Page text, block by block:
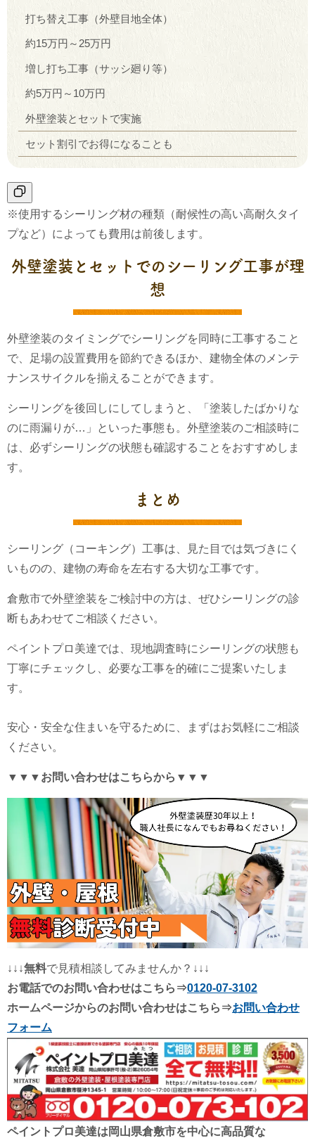
打ち替え工事（外壁目地全体）
約15万円～25万円
増し打ち工事（サッシ廻り等）
約5万円～10万円
外壁塗装とセットで実施
セット割引でお得になることも
※使用するシーリング材の種類（耐候性の高い高耐久タイ
プなど）によっても費用は前後します。
外壁塗装とセットでのシーリング工事が理
想
外壁塗装のタイミングでシーリングを同時に工事すること
で、足場の設置費用を節約できるほか、建物全体のメンテ
ナンスサイクルを揃えることができます。
シーリングを後回しにしてしまうと、「塗装したばかりな
のに雨漏りが…」といった事態も。外壁塗装のご相談時に
は、必ずシーリングの状態も確認することをおすすめしま
す。
まとめ
シーリング（コーキング）工事は、見た目では気づきにく
いものの、建物の寿命を左右する大切な工事です。
倉敷市で外壁塗装をご検討中の方は、ぜひシーリングの診
断もあわせてご相談ください。
ペイントプロ美達では、現地調査時にシーリングの状態も
丁寧にチェックし、必要な工事を的確にご提案いたしま
す。
安心・安全な住まいを守るために、まずはお気軽にご相談
ください。
▼▼▼お問い合わせはこちらから▼▼▼
↓↓↓無料で見積相談してみませんか？↓↓↓
お電話でのお問い合わせはこちら⇒0120-07-3102
ホームページからのお問い合わせはこちら⇒お問い合わせ
フォーム
ペイントプロ美達は 岡山県倉敷市を中心に高品質な